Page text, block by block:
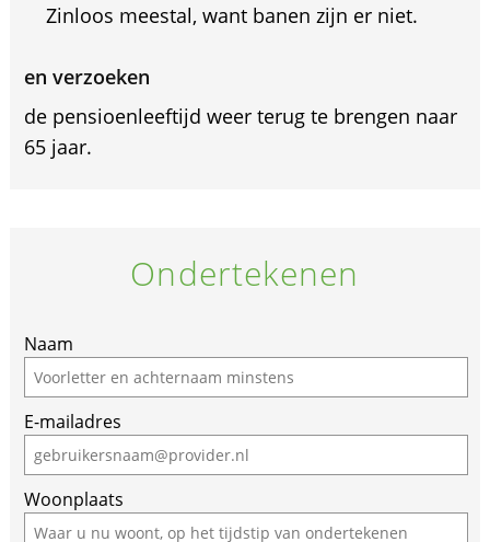
Zinloos meestal, want banen zijn er niet.
en verzoeken
de pensioenleeftijd weer terug te brengen naar
65 jaar.
Ondertekenen
If
you
are
a
human,
ignore
this
field
Naam
E-mailadres
Woonplaats